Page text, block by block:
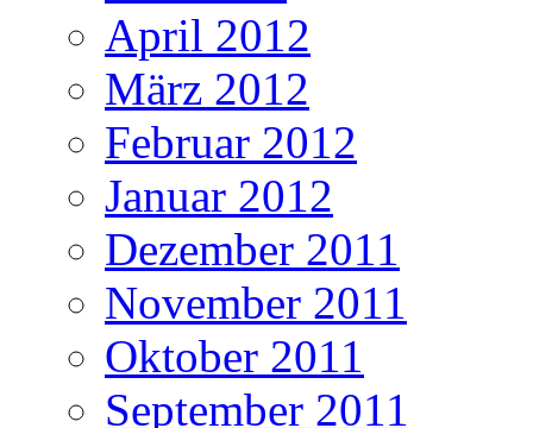
April 2012
März 2012
Februar 2012
Januar 2012
Dezember 2011
November 2011
Oktober 2011
September 2011